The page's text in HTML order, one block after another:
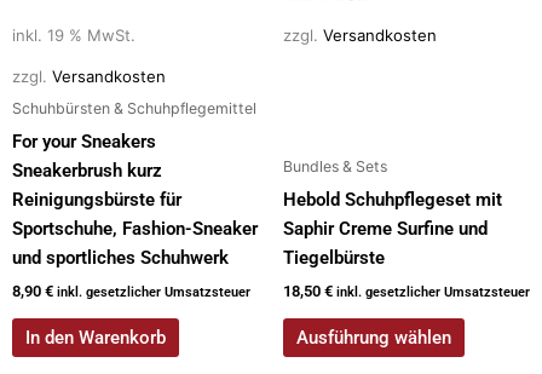
inkl. 19 % MwSt.
zzgl. Versandkosten
Schuhbürsten & Schuhpflegemittel
For your Sneakers
Sneakerbrush kurz
Reinigungsbürste für
Sportschuhe, Fashion-Sneaker
und sportliches Schuhwerk
8,90 € inkl. gesetzlicher Umsatzsteuer
In den Warenkorb
zzgl. Versandkosten
Bundles & Sets
Hebold Schuhpflegeset mit
Saphir Creme Surfine und
Tiegelbürste
18,50 € inkl. gesetzlicher Umsatzsteuer
Ausführung wählen
können
auf